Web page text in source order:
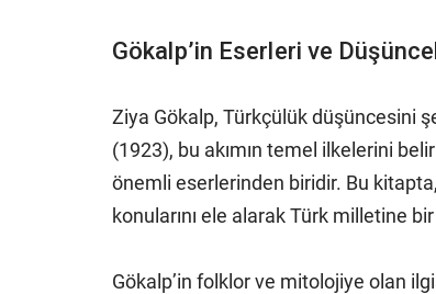
Gökalp’in Eserleri ve
Ziya Gökalp, Türkçülük düşüncesini
(1923), bu akımın temel ilkelerini
önemli eserlerinden biridir. Bu
konularını ele alarak Türk milletine
Gökalp’in folklor ve mitolojiye olan